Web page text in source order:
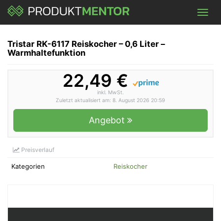
Skip
main
Tristar RK-6117 Reiskocher – 0,6 Liter –
Warmhaltefunktion
22,49 €
inkl. MwSt.
Zuletzt aktualisiert am: 8. August 2026 20:59
Angebot
Preisverlauf
Kategorien Reiskocher